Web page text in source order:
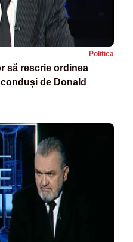
Politica
să rescrie ordinea
de Donald